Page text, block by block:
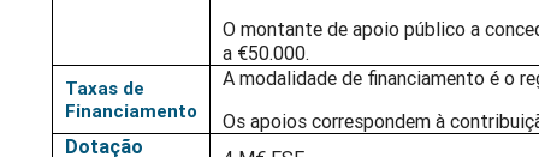
O montante de apoio público a
a €50.000.
Taxas de
Financiamento
A modalidade de financiamento é o
Os apoios correspondem à
Dotação